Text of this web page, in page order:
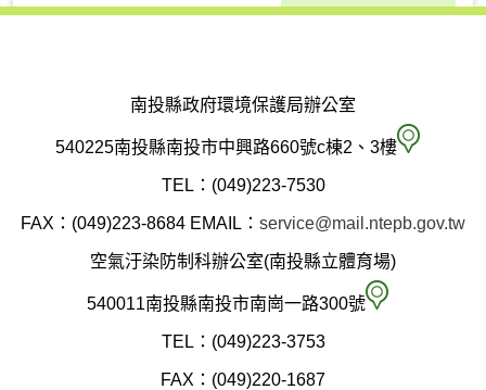
南投縣政府環境保護局辦公室
540225南投縣南投市中興路660號c棟2、3樓 南
縣
TEL：(049)223-7530
FAX：(049)223-8684 EMAIL： service@mail.ntepb.gov.tw
空氣汙染防制科辦公室(南投縣立體育場)
540011南投縣南投市南崗一路300號 空
TEL：(049)223-3753
FAX：(049)220-1687